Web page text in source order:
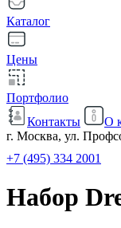
Каталог
Цены
Портфолио
Контакты
О
г. Москва, ул.
+7 (495) 334 2001
Набор